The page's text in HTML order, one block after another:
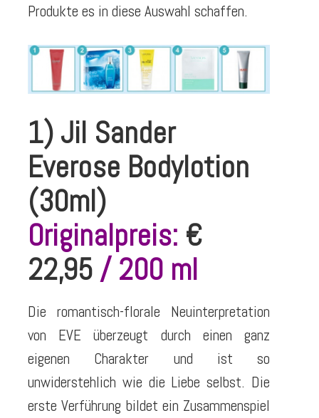
Produkte es in diese Auswahl schaffen.
1) Jil Sander
Everose Bodylotion
(30ml)
Originalpreis: €
22,95 / 200 ml
Die romantisch-florale Neuinterpretation
von EVE überzeugt durch einen ganz
eigenen Charakter und ist so
unwiderstehlich wie die Liebe selbst. Die
erste Verführung bildet ein Zusammenspiel